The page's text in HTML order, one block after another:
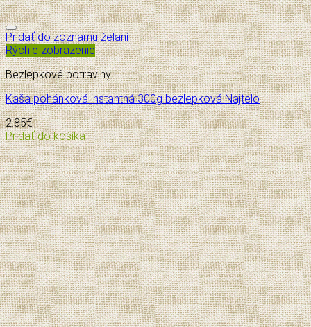
Pridať do zoznamu želaní
Rýchle zobrazenie
Bezlepkové potraviny
Kaša pohánková instantná 300g bezlepková Najtelo
2.85€
Pridať do košíka